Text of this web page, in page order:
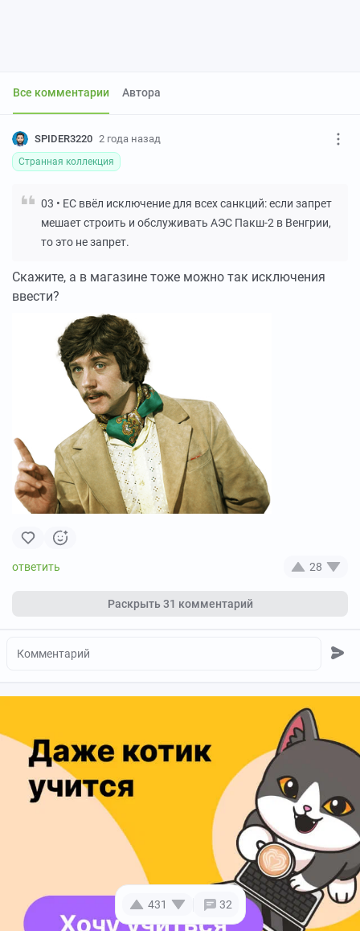
431 32
Все комментарии Автора
SPIDER3220 2 года назад
Странная коллекция
03 • ЕС ввёл исключение для всех санкций: если запрет
мешает строить и обслуживать АЭС Пакш-2 в Венгрии,
то это не запрет.
Скажите, а в магазине тоже можно так исключения
ввести?
28
Раскрыть31 комментарий